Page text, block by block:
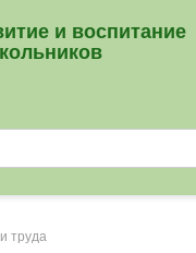
и воспитание
труда